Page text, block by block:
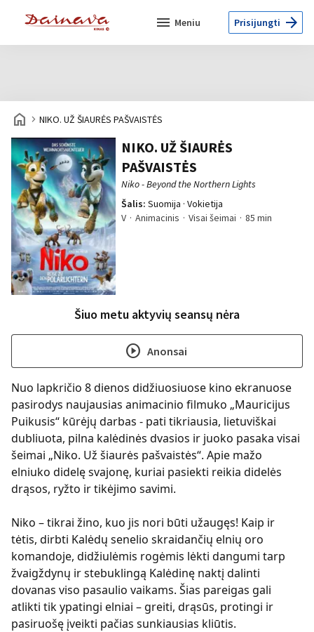
menu Meniu Prisijungti arrow_forward
home navigate_next NIKO. UŽ ŠIAURĖS PAŠVAISTĖS
NIKO. UŽ ŠIAURĖS
PAŠVAISTĖS
Niko - Beyond the Northern Lights
Šalis:Suomija · Vokietija
V
Animacinis Visai šeimai 85 min
Šiuo metu aktyvių seansų nėra
play_circle Anonsai
Nuo lapkričio 8 dienos didžiuosiuose kino ekranuose
pasirodys naujausias animacinio filmuko „Mauricijus
Puikusis“ kūrėjų darbas - pati tikriausia, lietuviškai
dubliuota, pilna kalėdinės dvasios ir juoko pasaka visai
šeimai „Niko. Už šiaurės pašvaistės“. Apie mažo
elniuko didelę svajonę, kuriai pasiekti reikia didelės
drąsos, ryžto ir tikėjimo savimi.
Niko – tikrai žino, kuo jis nori būti užaugęs! Kaip ir
tėtis, dirbti Kalėdų senelio skraidančių elnių oro
komandoje, didžiulėmis rogėmis lėkti dangumi tarp
žvaigždynų ir stebuklingą Kalėdinę naktį dalinti
dovanas viso pasaulio vaikams. Šias pareigas gali
atlikti tik ypatingi elniai – greiti, drąsūs, protingi ir
pasiruošę įveikti pačias sunkiausias kliūtis.